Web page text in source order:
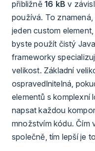
přibližně 16 kB v
používá. To
jeden custom
byste použít čistý
frameworky
velikost. Základní
ospravedlnitelná,
elementů s komplexní
napsat každou
množstvím kódu. Čím
společně, tím lepší je